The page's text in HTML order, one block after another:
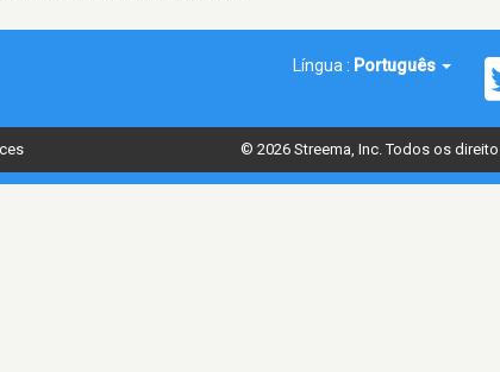
Língua : Português
© 2026 Streema, Inc. Todos os